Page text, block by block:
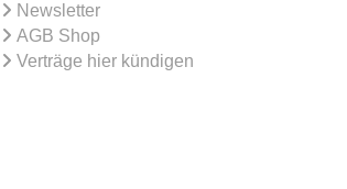
Newsletter
AGB Shop
Verträge hier kündigen